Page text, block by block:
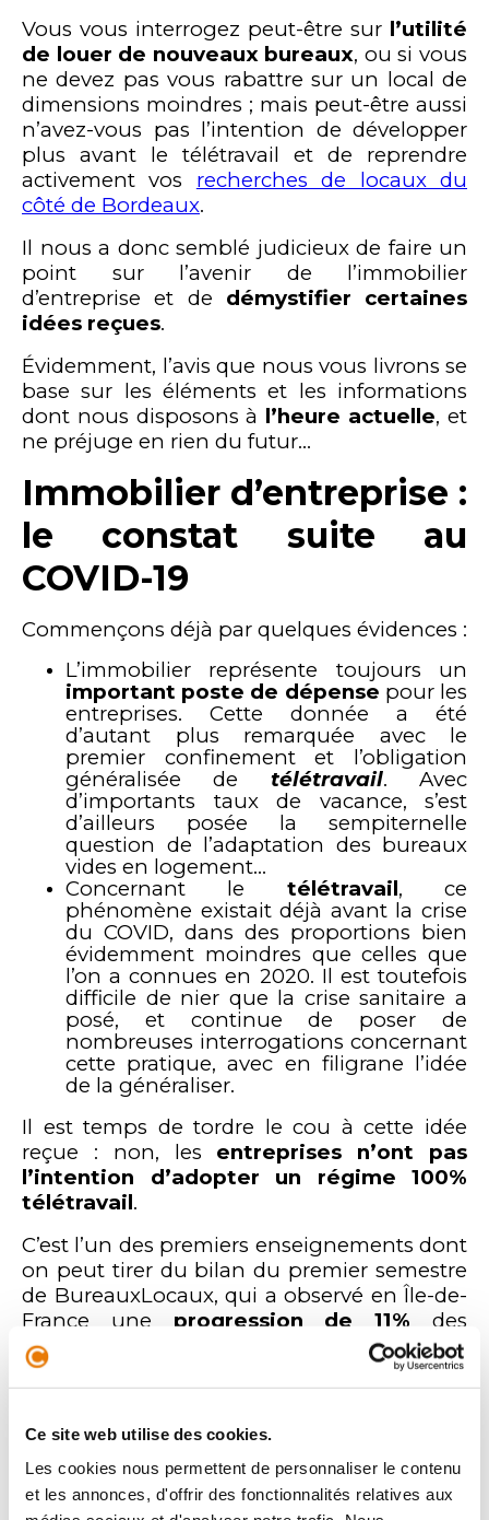
Ce site web utilise des cookies.
Les cookies nous permettent de personnaliser le contenu
et les annonces, d'offrir des fonctionnalités relatives aux
Vous vous interrogez peut-être sur l’utilité
de louer de nouveaux bureaux, ou si vous
ne devez pas vous rabattre sur un local de
dimensions moindres ; mais peut-être aussi
n’avez-vous pas l’intention de développer
plus avant le télétravail et de reprendre
activement vos recherches de locaux du
côté de Bordeaux.
Il nous a donc semblé judicieux de faire un
point sur l’avenir de l’immobilier
d’entreprise et de démystifier certaines
idées reçues.
Évidemment, l’avis que nous vous livrons se
base sur les éléments et les informations
dont nous disposons à l’heure actuelle, et
ne préjuge en rien du futur…
Immobilier d’entreprise :
le constat suite au
COVID-19
Commençons déjà par quelques évidences :
L’immobilier représente toujours un
important poste de dépense pour les
entreprises. Cette donnée a été
d’autant plus remarquée avec le
premier confinement et l’obligation
généralisée de télétravail. Avec
d’importants taux de vacance, s’est
d’ailleurs posée la sempiternelle
question de l’adaptation des bureaux
vides en logement…
Concernant le télétravail, ce
phénomène existait déjà avant la crise
du COVID, dans des proportions bien
évidemment moindres que celles que
l’on a connues en 2020. Il est toutefois
difficile de nier que la crise sanitaire a
posé, et continue de poser de
nombreuses interrogations concernant
cette pratique, avec en filigrane l’idée
de la généraliser.
Il est temps de tordre le cou à cette idée
reçue : non, les entreprises n’ont pas
l’intention d’adopter un régime 100%
télétravail.
C’est l’un des premiers enseignements dont
on peut tirer du bilan du premier semestre
de BureauxLocaux, qui a observé en Île-de-
France une progression de 11%des
recherches de locaux au cours des 6
premiers mois 2021. La demande locative
est demeurée stable… mais pasl’achat, qui
Autre point capital : la surface recherchée a
mêmeaugmenté, passant de 155m² en
2019 à 174m² au premier semestre 2021.